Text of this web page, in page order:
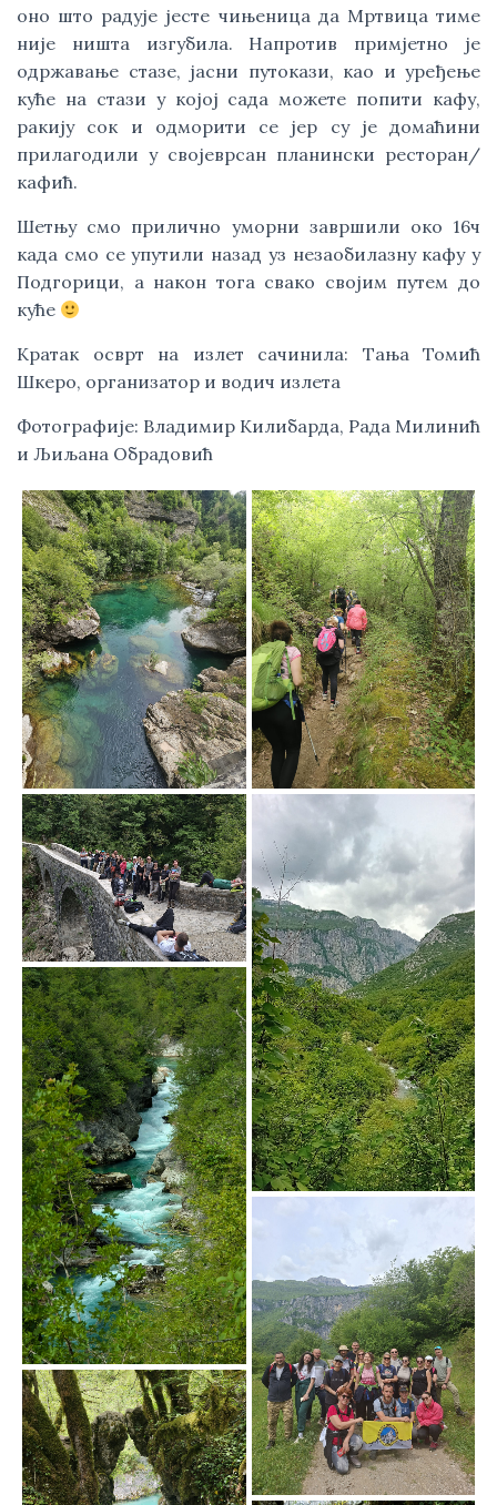
оно што радује јесте чињеница да Мртвица тиме
није ништа изгубила. Напротив примјетно је
одржавање стазе, јасни путокази, као и уређење
куће на стази у којој сада можете попити кафу,
ракију сок и одморити се јер су је домаћини
прилагодили у својеврсан планински ресторан/
кафић.
Шетњу смо прилично уморни завршили око 16ч
када смо се упутили назад уз незаобилазну кафу у
Подгорици, а након тога свако својим путем до
куће
Кратак осврт на излет сачинила: Тања Томић
Шкеро, организатор и водич излета
Фотографије: Владимир Килибарда, Рада Милинић
и Љиљана Обрадовић